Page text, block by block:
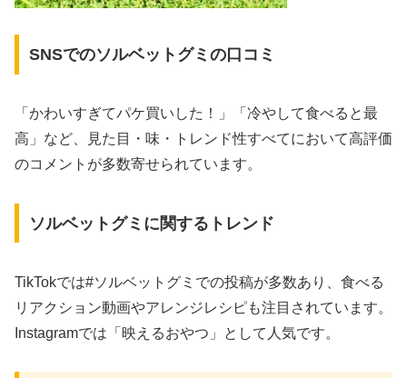
SNSでのソルベットグミの口コミ
「かわいすぎてパケ買いした！」「冷やして食べると最
高」など、見た目・味・トレンド性すべてにおいて高評価
のコメントが多数寄せられています。
ソルベットグミに関するトレンド
TikTokでは#ソルベットグミでの投稿が多数あり、食べる
リアクション動画やアレンジレシピも注目されています。
Instagramでは「映えるおやつ」として人気です。